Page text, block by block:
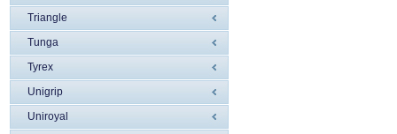
Triangle
Tunga
Tyrex
Unigrip
Uniroyal